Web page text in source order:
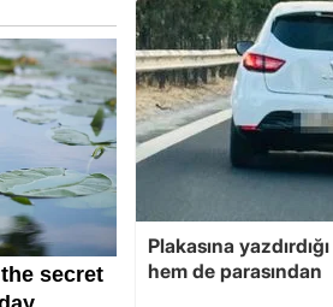
Plakasına
hem de parasından